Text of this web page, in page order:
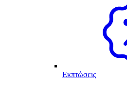
Εκπτώσεις